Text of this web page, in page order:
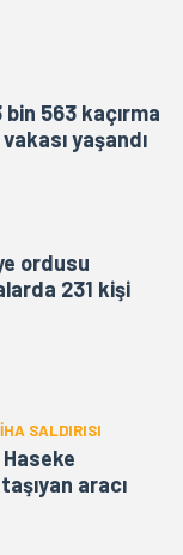
bin 563 kaçırma
yaşandı
ordusu
231 kişi
SALDIRISI
aracı